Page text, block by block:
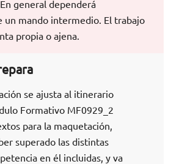
general dependerá
un mando intermedio. El trabajo
propia o ajena.
se ajusta al itinerario
Formativo MF0929_2
para la maquetación,
superado las distintas
en él incluidas, y va